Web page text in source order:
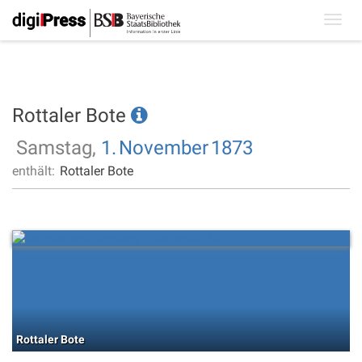
Rottaler Bote
Samstag, 1. November1873
enthält: Rottaler Bote
Rottaler Bote